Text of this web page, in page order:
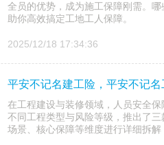
全员的优势，成为施工保障刚需。
助你高效搞定工地工人保障。
2025/12/18 17:34:36
平安不记名建工险，平安不记
在工程建设与装修领域，人员安全
不同工程类型与风险等级，推出了
场景、核心保障等维度进行详细拆